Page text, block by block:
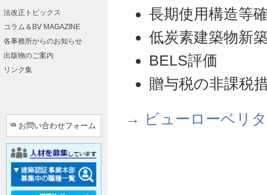
法改正トピックス
コラム＆BV MAGAZINE
各事務所からのお知らせ
出版物のご案内
リンク集
お問い合わせフォーム
長期使用構造等
低炭素建築物新
BELS評価
贈与税の非課税
→ ビューローベリ